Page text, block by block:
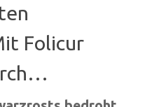
Folicur